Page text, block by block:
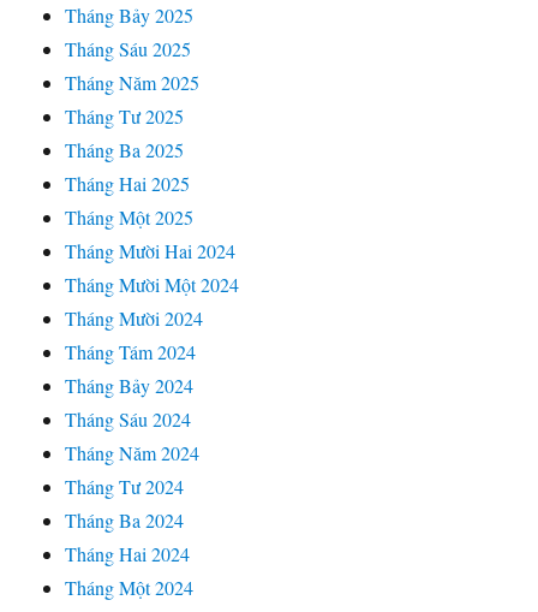
Tháng Bảy 2025
Tháng Sáu 2025
Tháng Năm 2025
Tháng Tư 2025
Tháng Ba 2025
Tháng Hai 2025
Tháng Một 2025
Tháng Mười Hai 2024
Tháng Mười Một 2024
Tháng Mười 2024
Tháng Tám 2024
Tháng Bảy 2024
Tháng Sáu 2024
Tháng Năm 2024
Tháng Tư 2024
Tháng Ba 2024
Tháng Hai 2024
Tháng Một 2024